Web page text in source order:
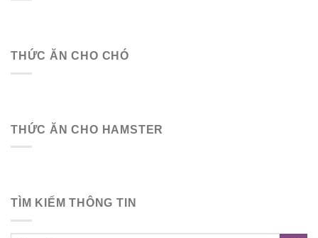
THỨC ĂN CHO CHÓ
THỨC ĂN CHO HAMSTER
TÌM KIẾM THÔNG TIN